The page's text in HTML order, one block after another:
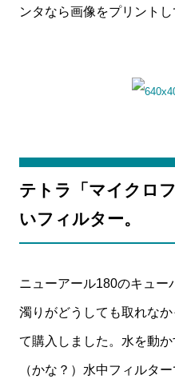
ンタなら画像をプリント
テトラ「マイクロ
いフィルター。
ニューアール180のキュー
濁りがどうしても取れな
て購入しました。水を動
（かな？）水中フィルタ